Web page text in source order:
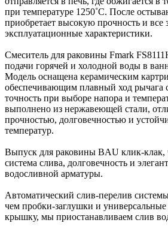
при температуре 1250˚С. После
приобретает высокую прочность и все
эксплуатационные характеристики.
Смеситель для раковины Fmark
подачи горячей и холодной воды в
Модель оснащена керамическим
обеспечивающим плавный ход рычага
точность при выборе напора и
выполнено из нержавеющей стали,
прочностью, долговечностью и
температур.
Выпуск для раковины BAU клик-клак,
система слива, долговечность и
водосливной арматуры.
Автоматический слив-перелив
чем пробки-заглушки и
крышку, мы приостанавливаем слив